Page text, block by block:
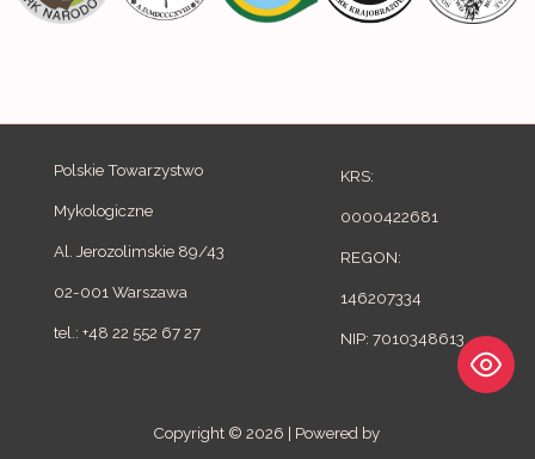
Polskie Towarzystwo
Mykologiczne
Al. Jerozolimskie 89/43
02-001 Warszawa
tel.: +48 22 552 67 27
Copyright © 2026 | Powered by
KRS:
0000422681
REGON:
146207334
NIP: 7010348613